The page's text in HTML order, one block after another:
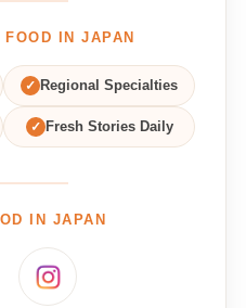
IN JAPAN
✓ Regional Specialties
✓ Fresh Stories Daily
IN JAPAN